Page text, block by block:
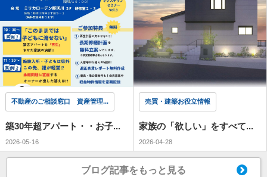
不動産のご相談窓口 資産管理...
築30年超アパート・・お子...
2026-05-16
売買・建築お役立情報
家族の「欲しい」をすべて...
2026-04-28
ブログ記事をもっと見る